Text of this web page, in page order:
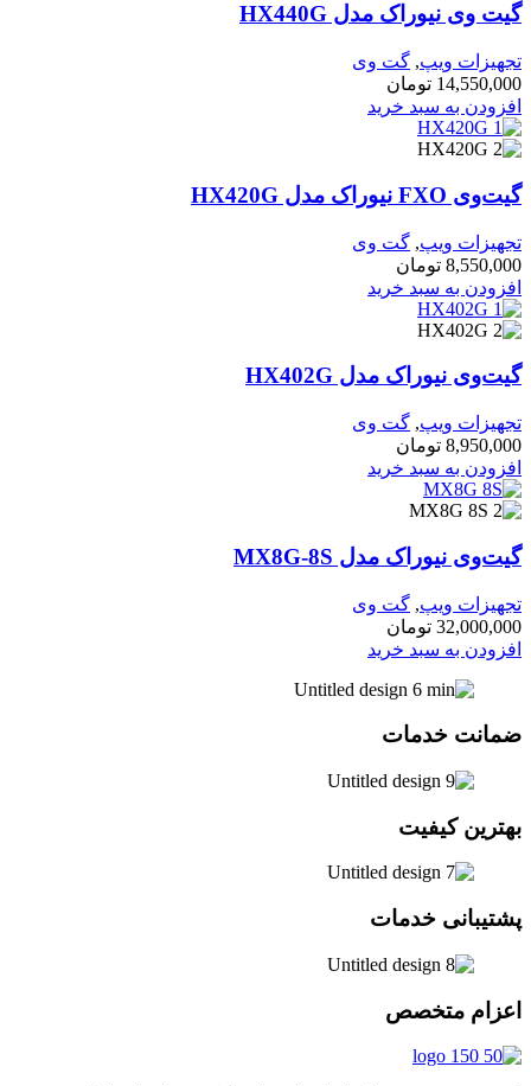
گیت وی نیوراک مدل HX440G
تجهیزات ویپ, گت وی
14,550,000 تومان
افزودن به سبد خرید
گیت‌وی FXO نیوراک مدل HX420G
تجهیزات ویپ, گت وی
8,550,000 تومان
افزودن به سبد خرید
گیت‌وی نیوراک مدل HX402G
تجهیزات ویپ, گت وی
8,950,000 تومان
افزودن به سبد خرید
گیت‌وی نیوراک مدل MX8G-8S
تجهیزات ویپ, گت وی
32,000,000 تومان
افزودن به سبد خرید
ضمانت خدمات
بهترین کیفیت
پشتیبانی خدمات
اعزام متخصص